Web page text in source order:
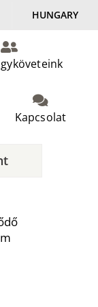
HUNGARY
Kapcsolat